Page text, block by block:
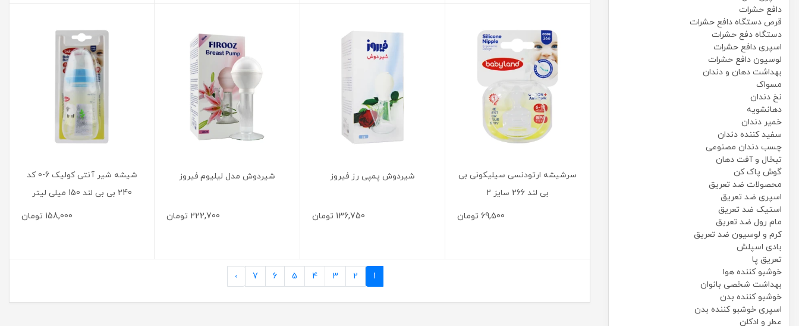
دافع حشرات
قرص دستگاه دافع حشرات
دستگاه دفع حشرات
اسپری دافع حشرات
لوسیون دافع حشرات
بهداشت دهان و دندان
مسواک
نخ دندان
دهانشویه
خمیر دندان
سفید کننده دندان
چسب دندان مصنوعی
تبخال و آفت دهان
گوش پاک کن
محصولات ضد تعریق
اسپری ضد تعریق
استیک ضد تعریق
مام رول ضد تعریق
کرم و لوسیون ضد تعریق
بادی اسپلش
تعریق پا
خوشبو کننده هوا
بهداشت شخصی بانوان
خوشبو کننده بدن
اسپری خوشبو کننده بدن
عطر و ادکلن
سرشیشه ارتودنسی سیلیکونی بی
بی لند 266 سایز 2
69,500 تومان
شیردوش پمپی رز فیروز
136,750 تومان
شیردوش مدل لیلیوم فیروز
222,700 تومان
شیشه شیر آنتی کولیک 6-0 کد
240 بی بی لند 150 میلی لیتر
158,000 تومان
1
2
3
4
5
6
7
›